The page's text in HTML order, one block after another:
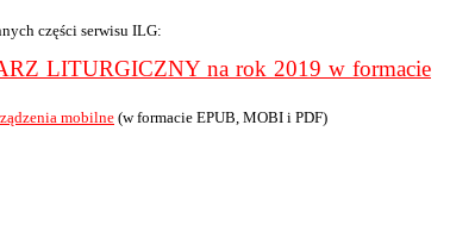
części serwisu ILG:
LITURGICZNY na rok 2019 w formacie
mobilne (w formacie EPUB, MOBI i PDF)